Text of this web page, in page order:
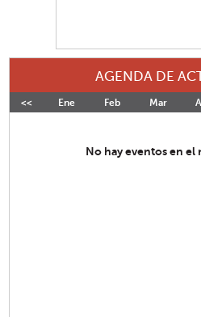
AGENDA DE
<< Ene Feb Mar
No hay eventos en el